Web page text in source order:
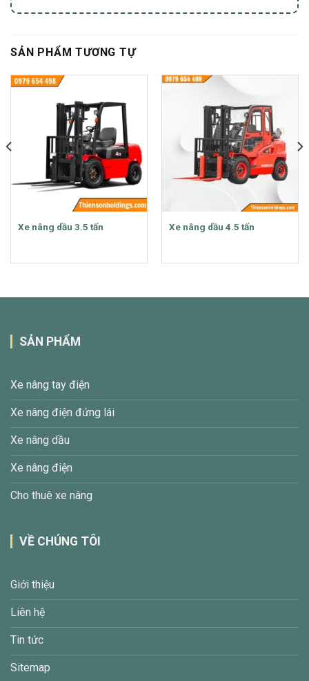
SẢN PHẨM TƯƠNG TỰ
Xe nâng dầu 3.5 tấn Xe nâng dầu 4.5 tấn
SẢN PHẨM
Xe nâng tay điện
Xe nâng điện đứng lái
Xe nâng dầu
Xe nâng điện
Cho thuê xe nâng
VỀ CHÚNG TÔI
Giới thiệu
Liên hệ
Tin tức
Sitemap